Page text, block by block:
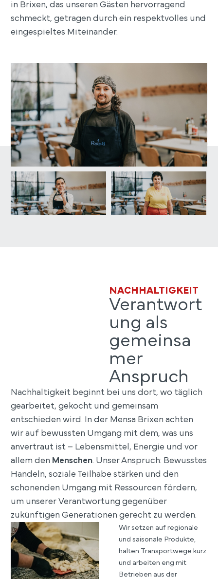
in Brixen, das unseren Gästen hervorragend
schmeckt, getragen durch ein respektvolles und
eingespieltes Miteinander.
NACHHALTIGKEIT
Verantwort
ung als
gemeinsa
mer
Anspruch
Nachhaltigkeit beginnt bei uns dort, wo täglich
gearbeitet, gekocht und gemeinsam
entschieden wird. In der Mensa Brixen achten
wir auf bewussten Umgang mit dem, was uns
anvertraut ist – Lebensmittel, Energie und vor
allem den Menschen. Unser Anspruch: Bewusstes
Handeln, soziale Teilhabe stärken und den
schonenden Umgang mit Ressourcen fördern,
um unserer Verantwortung gegenüber
zukünftigen Generationen gerecht zu werden.
Wir setzen auf regionale
und saisonale Produkte,
halten Transportwege kurz
und arbeiten eng mit
Betrieben aus der